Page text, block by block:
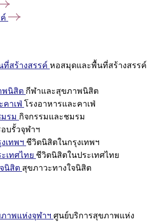
สร้างสรรค์ หอสมุดและพื้นที่สร้างสรรค์
พนิสิต กีฬาและสุขภาพนิสิต
คาเฟ่ โรงอาหารและคาเฟ่
รม กิจกรรมและชมรม
อบรั้วจุฬาฯ
เทพฯ ชีวิตนิสิตในกรุงเทพฯ
เทศไทย ชีวิตนิสิตในประเทศไทย
นิสิต สุขภาวะทางใจนิสิต
าพแห่งจุฬาฯ ศูนย์บริการสุขภาพแห่ง